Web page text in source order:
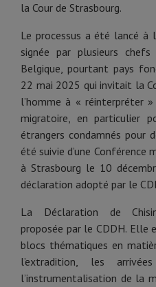
la Cour de Strasbourg.
Le processus a été lancé à
signée par plusieurs
Belgique, pourtant pays
22 mai 2025 qui invitait la
l’homme à « réinterpréter
migratoire, en particulier
étrangers condamnés pour
été suivie d’une
à Strasbourg le 10
déclaration adopté par le
La Déclaration de
proposée par le CDDH. Elle
blocs thématiques en
l’extradition, les
l’instrumentalisation de la